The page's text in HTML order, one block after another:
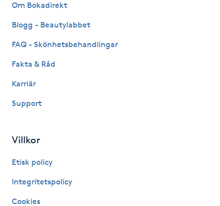
Hudföryngring
Hudvård
Hypnos
Om Bokadirekt
Blogg - Beautylabbet
FAQ - Skönhetsbehandlingar
Fakta & Råd
Karriär
Support
Villkor
Etisk policy
Integritetspolicy
Cookies